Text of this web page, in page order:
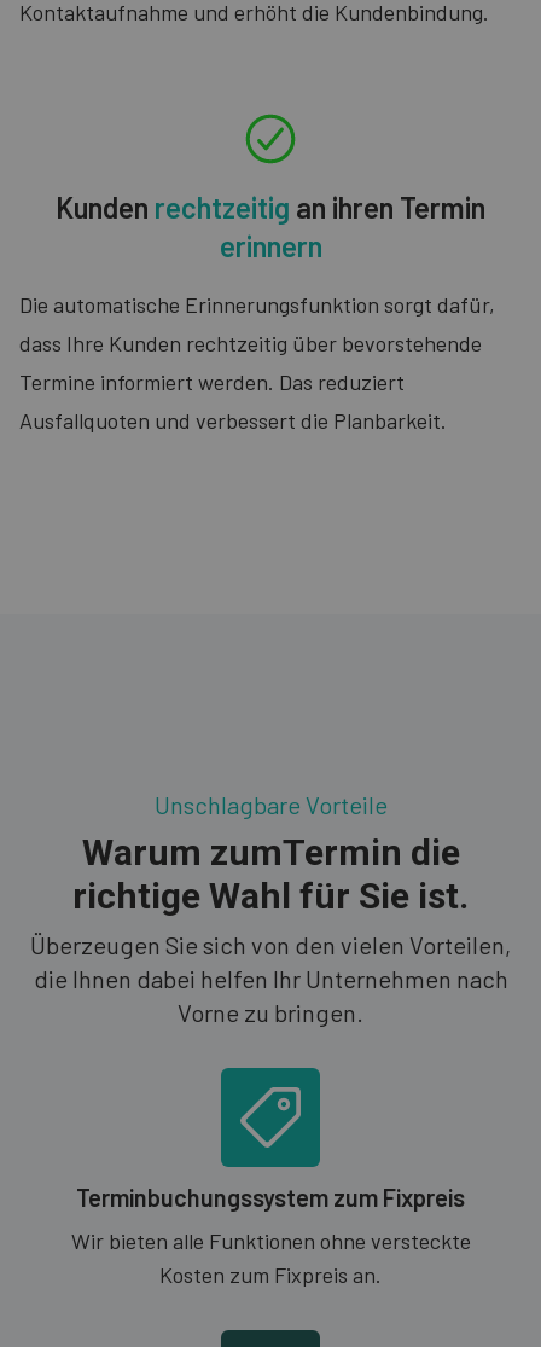
Kontaktaufnahme und erhöht die Kundenbindung.
Kunden rechtzeitig an ihren Termin
erinnern
Die automatische Erinnerungsfunktion sorgt dafür,
dass Ihre Kunden rechtzeitig über bevorstehende
Termine informiert werden. Das reduziert
Ausfallquoten und verbessert die Planbarkeit.
Unschlagbare Vorteile
Warum zumTermin die
richtige Wahl für Sie ist.
Überzeugen Sie sich von den vielen Vorteilen,
die Ihnen dabei helfen Ihr Unternehmen nach
Vorne zu bringen.
Terminbuchungssystem zum Fixpreis
Wir bieten alle Funktionen ohne versteckte
Kosten zum Fixpreis an.